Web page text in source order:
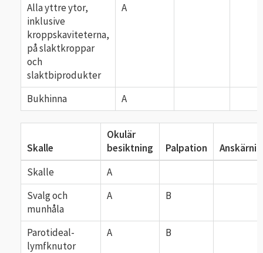
Alla yttre ytor,
inklusive
kroppskaviteterna,
på slaktkroppar
och
slaktbiprodukter
A
Bukhinna A
Skalle
Okulär
besiktning
Palpation
Skalle
A
Svalg och
munhåla
A B
Parotideal-
lymfknutor
A B